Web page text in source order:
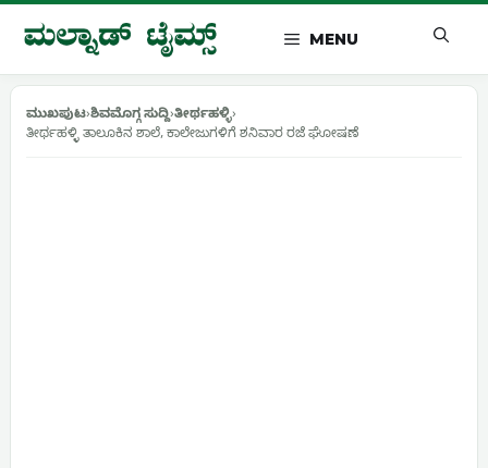
Skip
MENU
ಮುಖಪುಟ›ಶಿವಮೊಗ್ಗ ಸುದ್ದಿ›ತೀರ್ಥಹಳ್ಳಿ›
ತೀರ್ಥಹಳ್ಳಿ ತಾಲೂಕಿನ ಶಾಲೆ, ಕಾಲೇಜುಗಳಿಗೆ ಶನಿವಾರ ರಜೆ ಘೋಷಣೆ